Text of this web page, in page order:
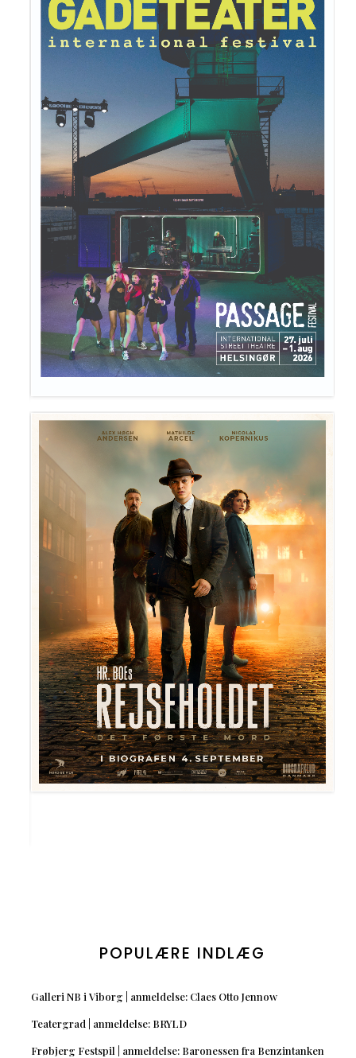
POPULÆRE INDLÆG
Galleri NB i Viborg | anmeldelse: Claes Otto Jennow
Teatergrad | anmeldelse: BRYLD
Frøbjerg Festspil | anmeldelse: Baronessen fra Benzintanken